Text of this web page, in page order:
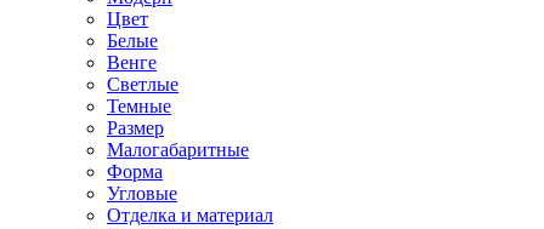
Цвет
Белые
Венге
Светлые
Темные
Размер
Малогабаритные
Форма
Угловые
Отделка и материал